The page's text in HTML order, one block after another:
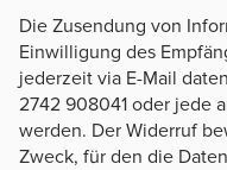
Die Zusendung von
Einwilligung des
jederzeit via E-Mail
2742 908041 oder jede
werden. Der Widerruf
Zweck, für den die